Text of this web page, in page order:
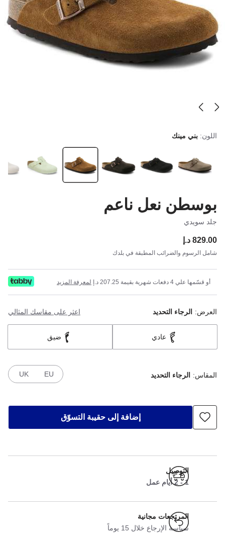
اللون: بني مينك
بوسطن نعل ناعم
جلد سويدي
829.00 د.إ
شامل الرسوم والضرائب المطبقة في بلدك
أو قسّمها علي 4 دفعات شهرية بقيمة 207.25 د.إ لمعرفة المزيد
العرض: الرجاء التحديد اعثر على مقاسك المثالي
عادي ضيق
المقاس: الرجاء التحديد EU
UK
إضافة إلى حقيبة التسوّق
التوصيل
1 - 2 أيام عمل
المرتجعات مجانية
سياسة الإرجاع خلال 15 يوماً